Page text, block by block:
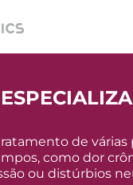
de várias
como dor
ou distúrbios